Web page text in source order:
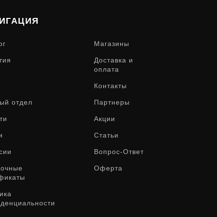
Магазины
Доставка и
оплата
Контакты
отдел Партнеры
Акции
Статьи
Вопрос-Ответ
Оферта